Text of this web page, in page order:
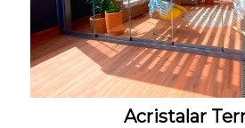
Acristalar